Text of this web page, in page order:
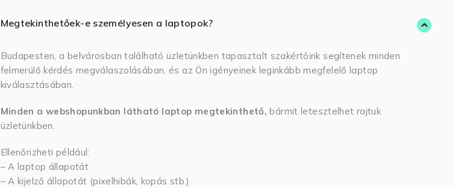
Megtekinthetőek-e személyesen a laptopok?
Budapesten, a belvárosban található üzletünkben tapasztalt szakértőink segítenek minden
felmerülő kérdés megválaszolásában, és az Ön igényeinek leginkább megfelelő laptop
kiválasztásában.
Minden a webshopunkban látható laptop megtekinthető,bármit letesztelhet rajtuk
üzletünkben.
Ellenőrizheti például:
– A laptop állapotát
– A kijelző állapotát (pixelhibák, kopás stb.)